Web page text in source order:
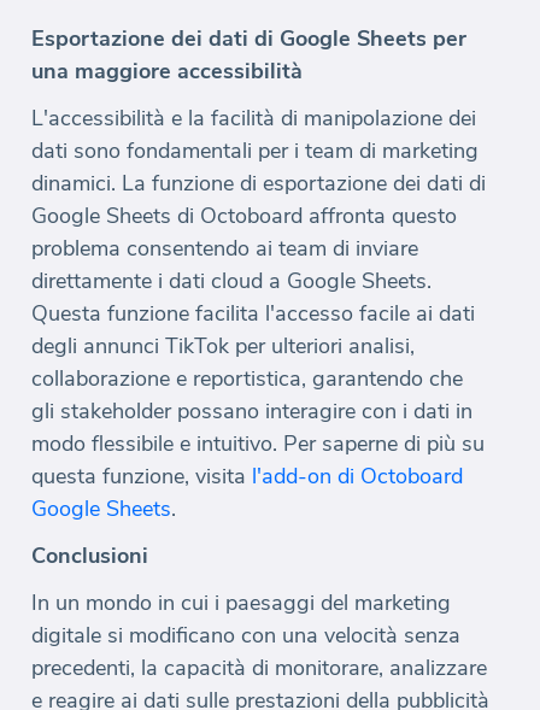
Esportazione dei dati di Google Sheets per
una maggiore accessibilità
L'accessibilità e la facilità di manipolazione dei
dati sono fondamentali per i team di marketing
dinamici. La funzione di esportazione dei dati di
Google Sheets di Octoboard affronta questo
problema consentendo ai team di inviare
direttamente i dati cloud a Google Sheets.
Questa funzione facilita l'accesso facile ai dati
degli annunci TikTok per ulteriori analisi,
collaborazione e reportistica, garantendo che
gli stakeholder possano interagire con i dati in
modo flessibile e intuitivo. Per saperne di più su
questa funzione, visita l'add-on di Octoboard
Google Sheets.
Conclusioni
In un mondo in cui i paesaggi del marketing
digitale si modificano con una velocità senza
precedenti, la capacità di monitorare, analizzare
e reagire ai dati sulle prestazioni della pubblicità